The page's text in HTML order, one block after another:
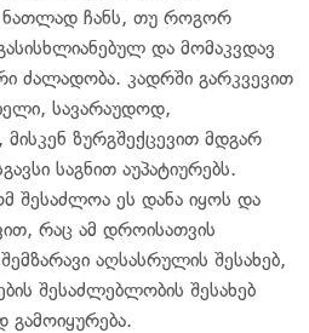
ნათლად ჩანს, თუ როგორ
და მომაკვდავ
ძალადობა. კადრში გარკვევით
სავარაუდოდ,
ზურგშექცევით მდგარ
საგნით აუპატიურებს.
შესაძლოა ეს დანა იყოს და
რაც ამ დროისათვის
აღსასრულის შესახებ,
შესაძლებლობის შესახებ
გამოიყურება.